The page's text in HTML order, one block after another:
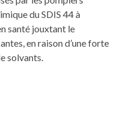
du SDIS 44 à
santé jouxtant le
en raison d’une forte
solvants.